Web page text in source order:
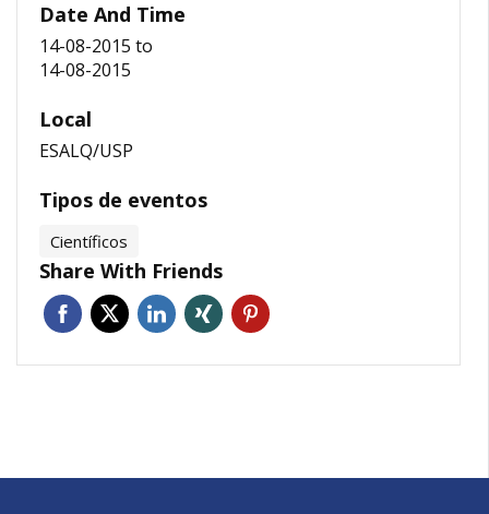
Date And Time
14-08-2015 to
14-08-2015
Local
ESALQ/USP
Tipos de eventos
Científicos
Share With Friends